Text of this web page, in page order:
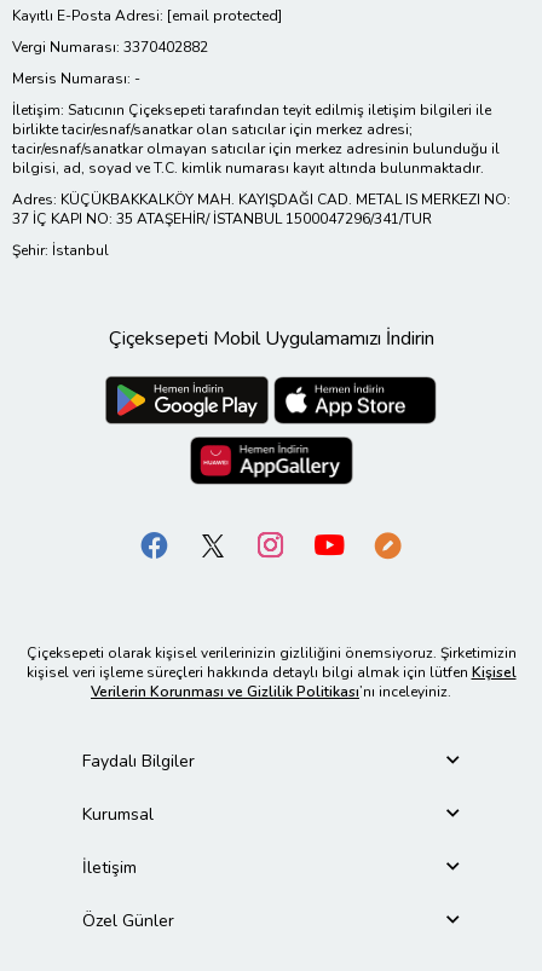
Kayıtlı E-Posta Adresi: [email protected]
Vergi Numarası: 3370402882
Mersis Numarası: -
İletişim: Satıcının Çiçeksepeti tarafından teyit edilmiş iletişim bilgileri ile
birlikte tacir/esnaf/sanatkar olan satıcılar için merkez adresi;
tacir/esnaf/sanatkar olmayan satıcılar için merkez adresinin bulunduğu il
bilgisi, ad, soyad ve T.C. kimlik numarası kayıt altında bulunmaktadır.
Adres: KÜÇÜKBAKKALKÖY MAH. KAYIŞDAĞI CAD. METAL IS MERKEZI NO:
37 İÇ KAPI NO: 35 ATAŞEHİR/ İSTANBUL 1500047296/341/TUR
Şehir: İstanbul
Çiçeksepeti Mobil Uygulamamızı İndirin
Çiçeksepeti olarak kişisel verilerinizin gizliliğini önemsiyoruz. Şirketimizin
kişisel veri işleme süreçleri hakkında detaylı bilgi almak için lütfen Kişisel
Verilerin Korunması ve Gizlilik Politikası’nı inceleyiniz.
Faydalı Bilgiler
Kurumsal
İletişim
Özel Günler